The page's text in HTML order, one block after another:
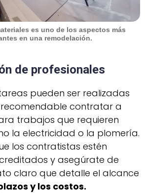
es uno de los aspectos más
en una remodelación.
de profesionales
pueden ser realizadas
recomendable contratar a
trabajos que requieren
la electricidad o la plomería.
los contratistas estén
y asegúrate de
claro que detalle el alcance
y los costos.